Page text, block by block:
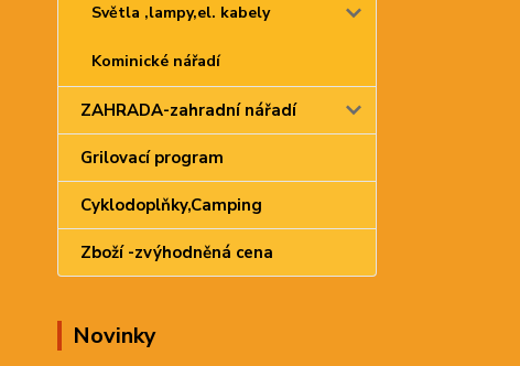
Světla ,lampy,el. kabely
Kominické nářadí
ZAHRADA-zahradní nářadí
Grilovací program
Cyklodoplňky,Camping
Zboží -zvýhodněná cena
Novinky